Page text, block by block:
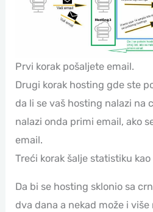
Prvi korak pošaljete email.
Drugi korak hosting gde ste
da li se vaš hosting nalazi na
nalazi onda primi email, ako
email.
Treći korak šalje statistiku
Da bi se hosting sklonio sa
dva dana a nekad može i više